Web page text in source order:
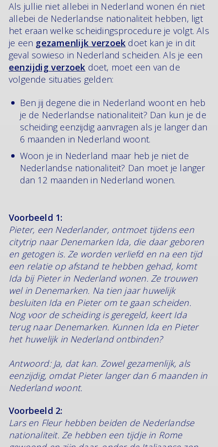
Als jullie niet allebei in Nederland wonen én niet
allebei de Nederlandse nationaliteit hebben, ligt
het eraan welke scheidingsprocedure je volgt. Als
je een gezamenlijk verzoek doet kan je in dit
geval sowieso in Nederland scheiden. Als je een
eenzijdig verzoek doet, moet een van de
volgende situaties gelden:
Ben jij degene die in Nederland woont en heb
je de Nederlandse nationaliteit? Dan kun je de
scheiding eenzijdig aanvragen als je langer dan
6 maanden in Nederland woont.
Woon je in Nederland maar heb je niet de
Nederlandse nationaliteit? Dan moet je langer
dan 12 maanden in Nederland wonen.
Voorbeeld 1:
Pieter, een Nederlander, ontmoet tijdens een
citytrip naar Denemarken Ida, die daar geboren
en getogen is. Ze worden verliefd en na een tijd
een relatie op afstand te hebben gehad, komt
Ida bij Pieter in Nederland wonen. Ze trouwen
wel in Denemarken. Na tien jaar huwelijk
besluiten Ida en Pieter om te gaan scheiden.
Nog voor de scheiding is geregeld, keert Ida
terug naar Denemarken. Kunnen Ida en Pieter
het huwelijk in Nederland ontbinden?
Antwoord: Ja, dat kan. Zowel gezamenlijk, als
eenzijdig, omdat Pieter langer dan 6 maanden in
Nederland woont.
Voorbeeld 2:
Lars en Fleur hebben beiden de Nederlandse
nationaliteit. Ze hebben een tijdje in Rome